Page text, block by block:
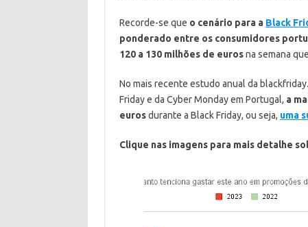
Recorde-se que o cenário para a Black
ponderado entre os consumidores
120 a 130 milhões de eurosna semana
No mais recente estudo anual da
Friday e da Cyber Monday em Portugal, a
eurosdurante a Black Friday, ou seja, uma
Clique nas imagens para mais detalhe